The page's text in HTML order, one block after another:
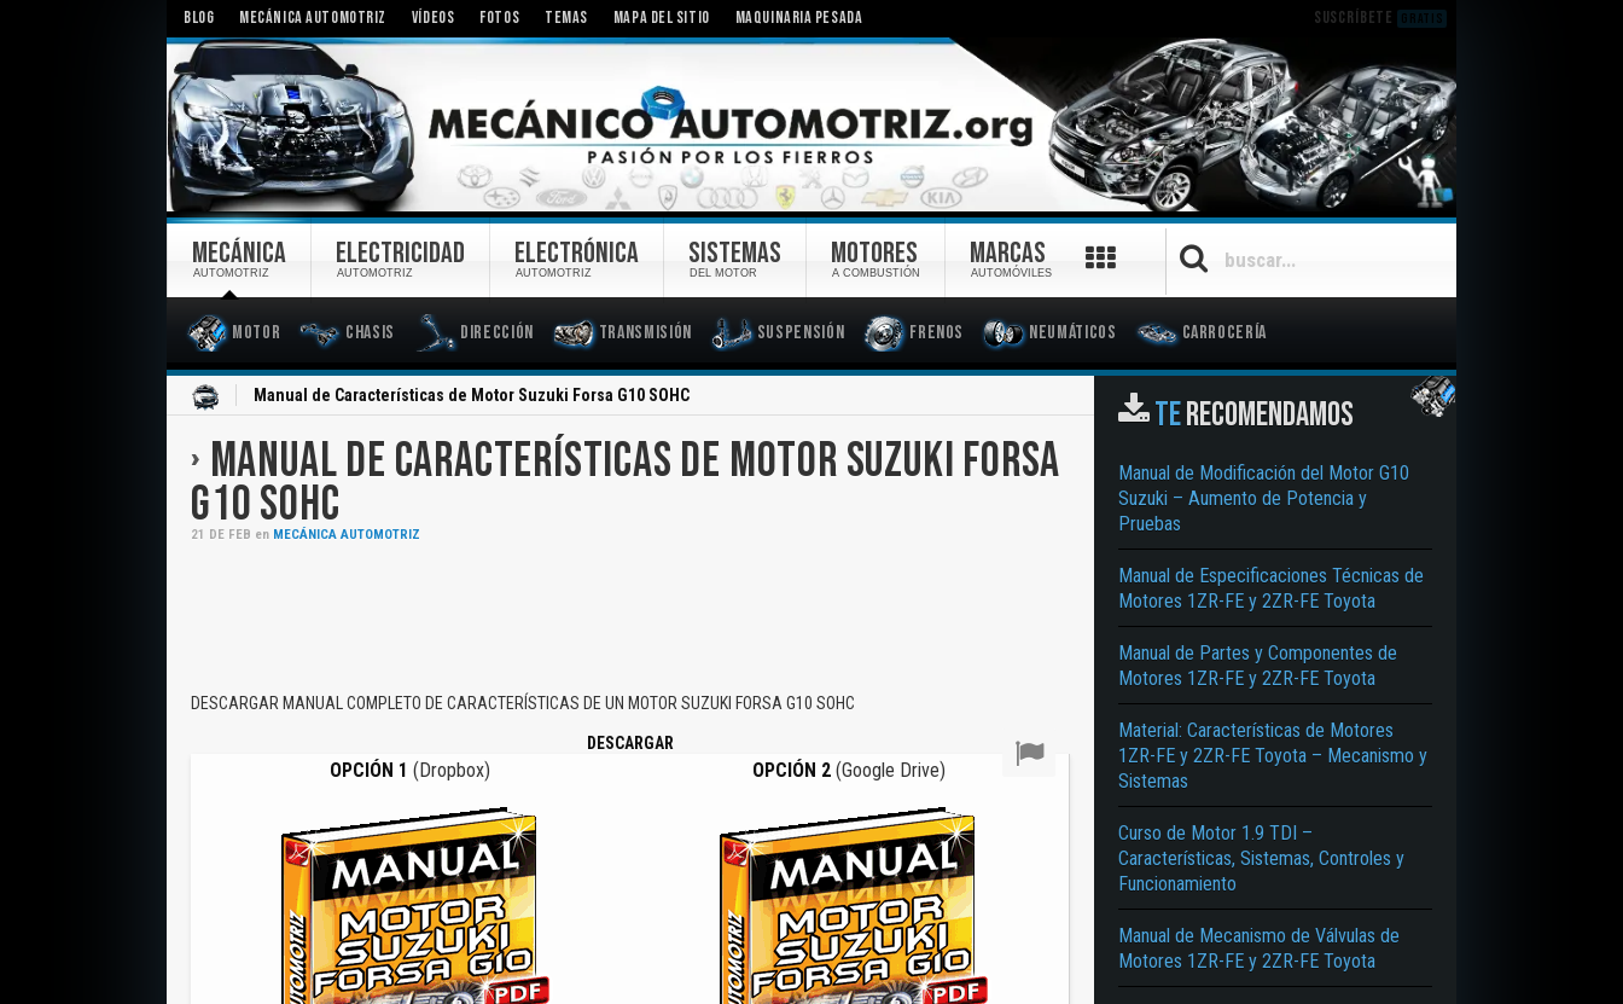
BLOG MECÁNICA AUTOMOTRIZ VÍDEOS FOTOS TEMAS MAPA DEL SITIO MAQUINARIA PESADA SUSCRÍBETE GRATIS
MECÁNICA
AUTOMOTRIZ
Motor Chasis Dirección Transmisión Suspensión Frenos Neumáticos Carrocería
ELECTRICIDAD
AUTOMOTRIZ
ELECTRÓNICA
AUTOMOTRIZ
SISTEMAS
DEL MOTOR
MOTORES
A COMBUSTIÓN
MARCAS
AUTOMÓVILES
Manual de Características de Motor Suzuki Forsa G10 SOHC
MANUAL DE CARACTERÍSTICAS DE MOTOR SUZUKI FORSA
G10 SOHC
21 DE FEB en MECÁNICA AUTOMOTRIZ
DESCARGAR MANUAL COMPLETO DE CARACTERÍSTICAS DE UN MOTOR SUZUKI FORSA G10 SOHC
DESCARGAR
OPCIÓN 1 (Dropbox) OPCIÓN 2 (Google Drive)
TERECOMENDAMOS
Manual de Modificación del Motor G10
Suzuki – Aumento de Potencia y
Pruebas
Manual de Especificaciones Técnicas de
Motores 1ZR-FE y 2ZR-FE Toyota
Manual de Partes y Componentes de
Motores 1ZR-FE y 2ZR-FE Toyota
Material: Características de Motores
1ZR-FE y 2ZR-FE Toyota – Mecanismo y
Sistemas
Curso de Motor 1.9 TDI –
Características, Sistemas, Controles y
Funcionamiento
Manual de Mecanismo de Válvulas de
Motores 1ZR-FE y 2ZR-FE Toyota